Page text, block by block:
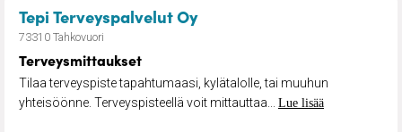
Tepi Terveyspalvelut Oy– Terveysmittaukset
73310 Tahkovuori
Terveysmittaukset
Tilaa terveyspiste tapahtumaasi, kylätalolle, tai muuhun
yhteisöönne. Terveyspisteellä voit mittauttaa... Lue lisää